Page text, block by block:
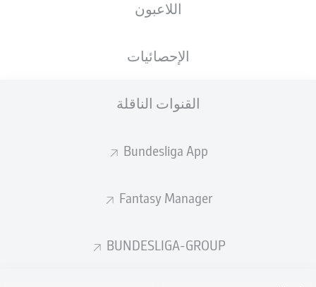
اللاعبون
الإحصائيات
القنوات الناقلة
Bundesliga App
Fantasy Manager
BUNDESLIGA-GROUP
إعلان